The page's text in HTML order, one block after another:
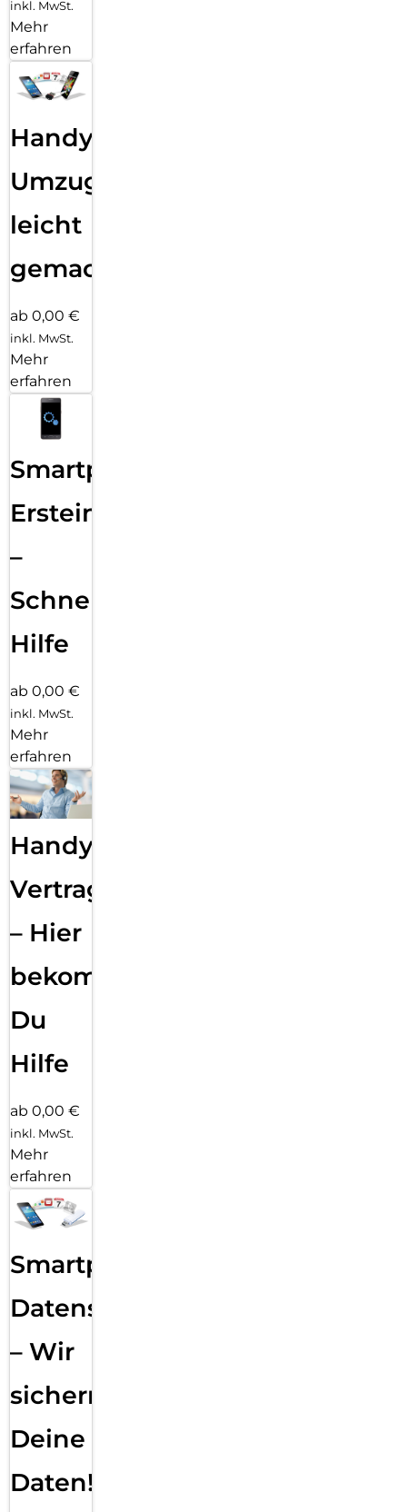
inkl. MwSt.
Mehr
erfahren
Handy
Umzug
leicht
gemacht!
ab 0,00 €
inkl. MwSt.
Mehr
erfahren
Smartphone
Ersteinrichtung
–
Schnelle
Hilfe
ab 0,00 €
inkl. MwSt.
Mehr
erfahren
Handy
Vertragsabwicklung
– Hier
bekommst
Du
Hilfe
ab 0,00 €
inkl. MwSt.
Mehr
erfahren
Smartphone
Datensicherung
– Wir
sichern
Deine
Daten!